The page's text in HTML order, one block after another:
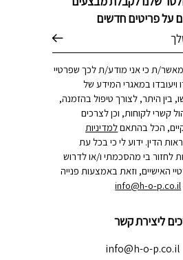
על פריטים חדשים
ת כי אני מודע/ת לכך שפרטיי
ויעובדו במאגרי המידע של
בין היתר, לצורך טיפול בהזמנה,
קשרי לקוחות, וכן לצרכים
הכל בהתאםלמדיניות
הדין. ידוע לי כי בכל עת
לחזור בי מהסכמתי ו/או לדרוש
האישיים, וזאת באמצעות פנייה
info@h-o-p.co.il
ליצירת קשר
info@h-o-p.co.il